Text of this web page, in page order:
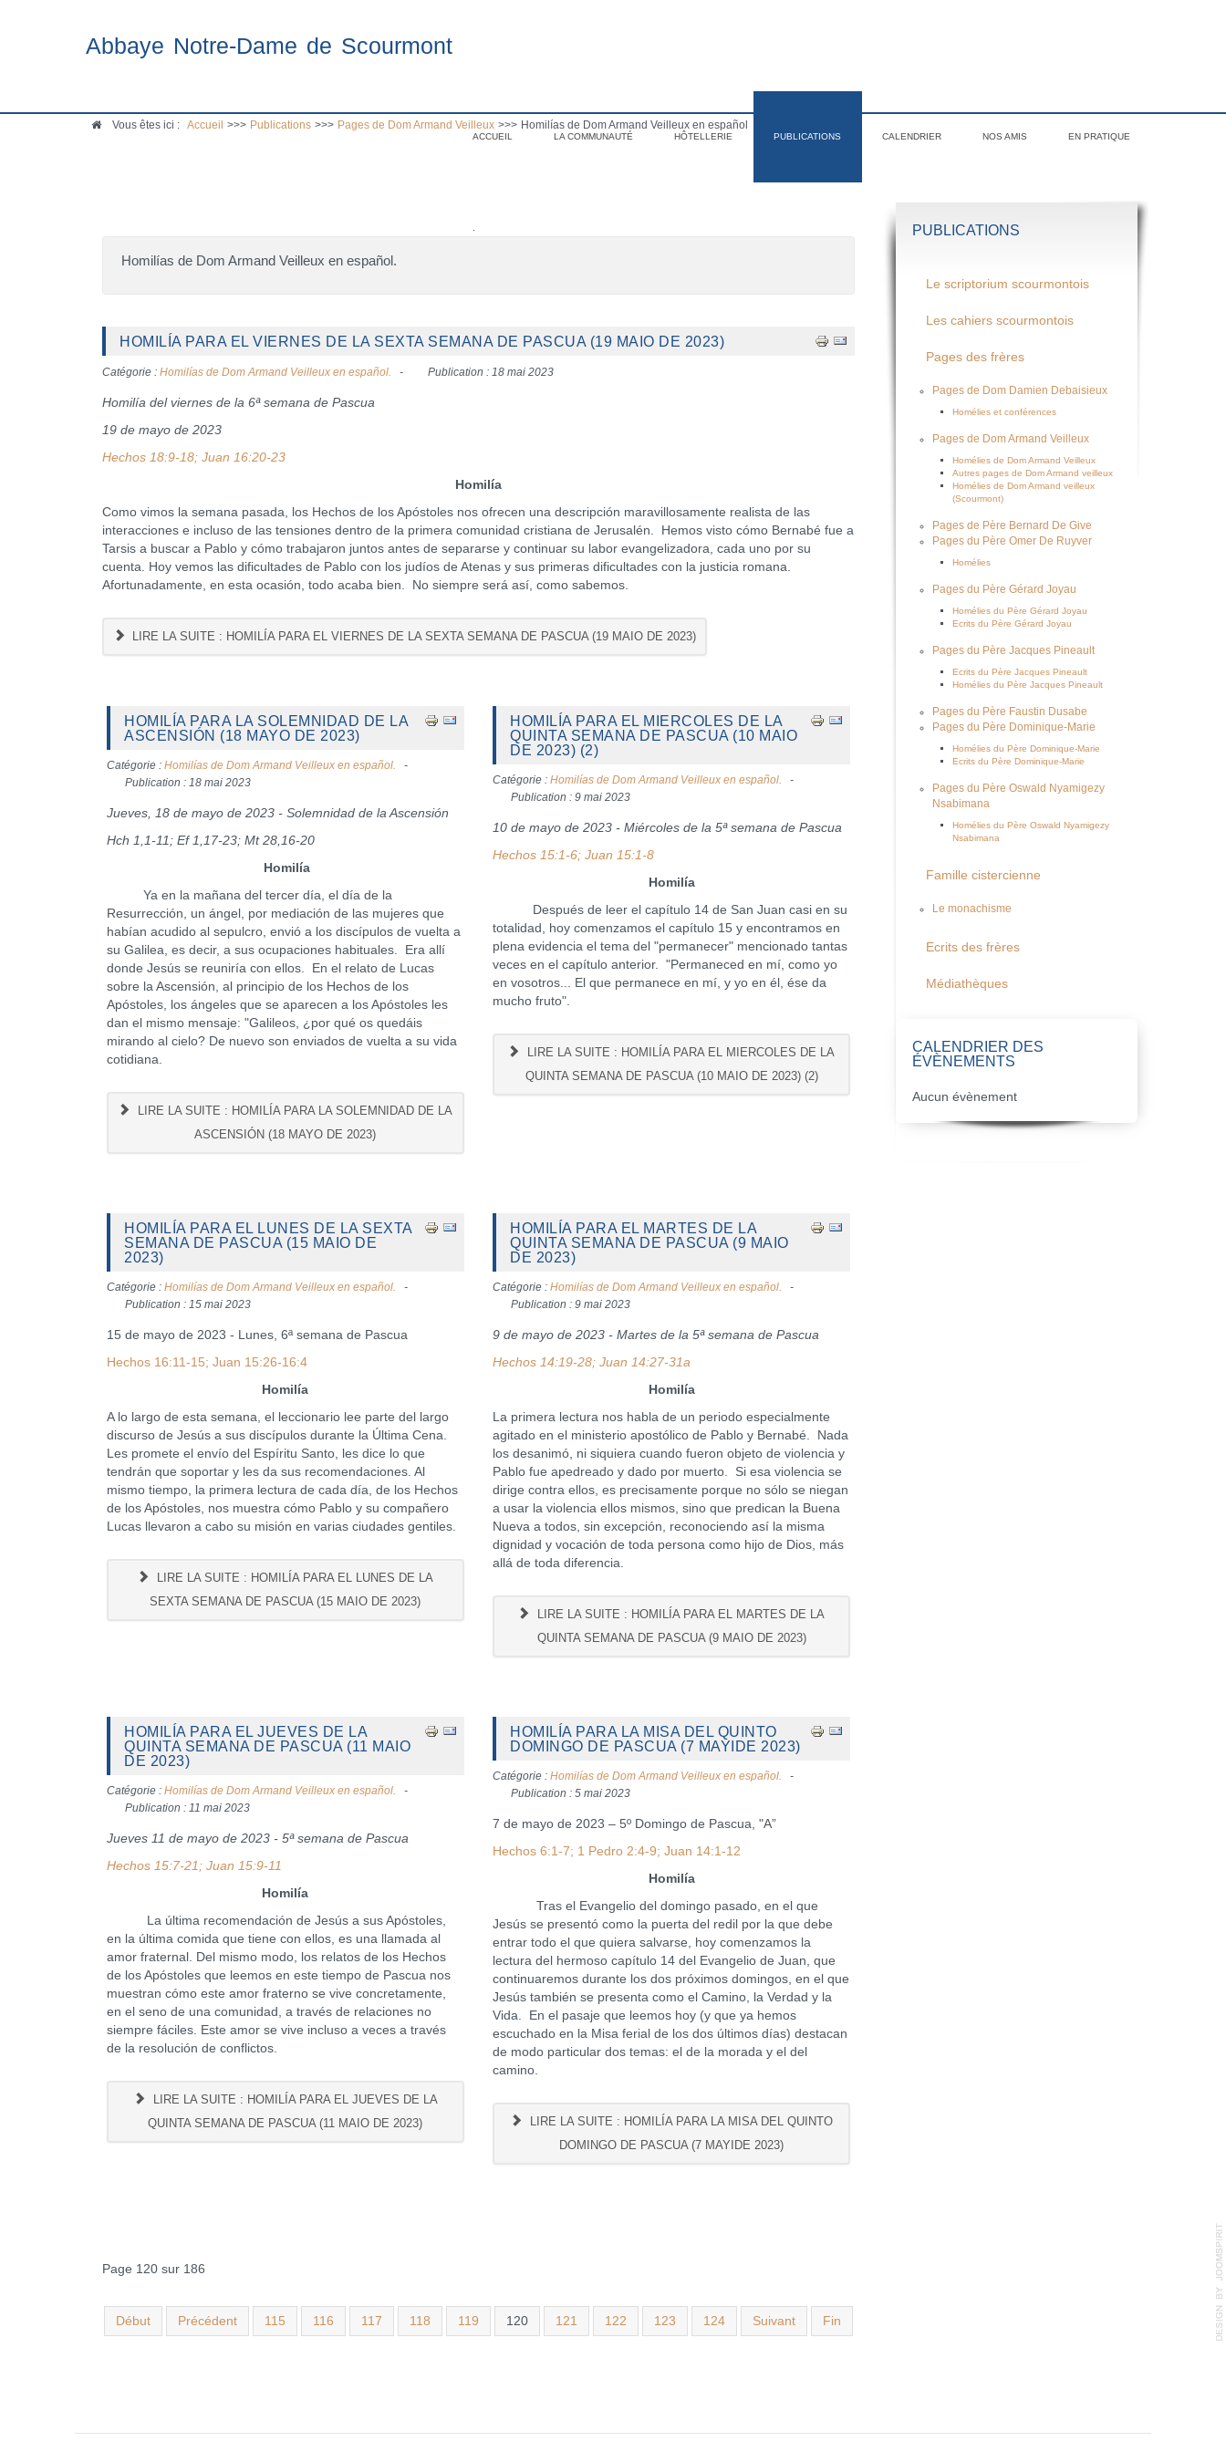
Abbaye Notre-Dame de Scourmont
ACCUEIL LA COMMUNAUTÉ HÔTELLERIE PUBLICATIONS CALENDRIER NOS AMIS EN PRATIQUE
Vous êtes ici : Accueil >>> Publications >>> Pages de Dom Armand Veilleux >>> Homilías de Dom Armand Veilleux en español
Homilías de Dom Armand Veilleux en español.
HOMILÍA PARA EL VIERNES DE LA SEXTA SEMANA DE PASCUA (19 MAIO DE 2023)
Catégorie : Homilías de Dom Armand Veilleux en español. Publication : 18 mai 2023
Homilía del viernes de la 6ª semana de Pascua
19 de mayo de 2023
Hechos 18:9-18; Juan 16:20-23
Homilía
Como vimos la semana pasada, los Hechos de los Apóstoles nos ofrecen una descripción maravillosamente realista de las
interacciones e incluso de las tensiones dentro de la primera comunidad cristiana de Jerusalén. Hemos visto cómo Bernabé fue a
Tarsis a buscar a Pablo y cómo trabajaron juntos antes de separarse y continuar su labor evangelizadora, cada uno por su
cuenta. Hoy vemos las dificultades de Pablo con los judíos de Atenas y sus primeras dificultades con la justicia romana.
Afortunadamente, en esta ocasión, todo acaba bien. No siempre será así, como sabemos.
LIRE LA SUITE : HOMILÍA PARA EL VIERNES DE LA SEXTA SEMANA DE PASCUA (19 MAIO DE 2023)
HOMILÍA PARA LA SOLEMNIDAD DE LA
ASCENSIÓN (18 MAYO DE 2023)
Catégorie : Homilías de Dom Armand Veilleux en español.
Publication : 18 mai 2023
Jueves, 18 de mayo de 2023 - Solemnidad de la Ascensión
Hch 1,1-11; Ef 1,17-23; Mt 28,16-20
Homilía
Ya en la mañana del tercer día, el día de la
Resurrección, un ángel, por mediación de las mujeres que
habían acudido al sepulcro, envió a los discípulos de vuelta a
su Galilea, es decir, a sus ocupaciones habituales. Era allí
donde Jesús se reuniría con ellos. En el relato de Lucas
sobre la Ascensión, al principio de los Hechos de los
Apóstoles, los ángeles que se aparecen a los Apóstoles les
dan el mismo mensaje: "Galileos, ¿por qué os quedáis
mirando al cielo? De nuevo son enviados de vuelta a su vida
cotidiana.
LIRE LA SUITE : HOMILÍA PARA LA SOLEMNIDAD DE LA
ASCENSIÓN (18 MAYO DE 2023)
HOMILÍA PARA EL MIERCOLES DE LA
QUINTA SEMANA DE PASCUA (10 MAIO
DE 2023) (2)
Catégorie :Homilías de Dom Armand Veilleux en español.
Publication : 9 mai 2023
10 de mayo de 2023 - Miércoles de la 5ª semana de Pascua
Hechos 15:1-6; Juan 15:1-8
Homilía
Después de leer el capítulo 14 de San Juan casi en su
totalidad, hoy comenzamos el capítulo 15 y encontramos en
plena evidencia el tema del "permanecer" mencionado tantas
veces en el capítulo anterior. "Permaneced en mí, como yo
en vosotros... El que permanece en mí, y yo en él, ése da
mucho fruto".
LIRE LA SUITE : HOMILÍA PARA EL MIERCOLES DE LA
QUINTA SEMANA DE PASCUA (10 MAIO DE 2023) (2)
HOMILÍA PARA EL LUNES DE LA SEXTA
SEMANA DE PASCUA (15 MAIO DE
2023)
Catégorie : Homilías de Dom Armand Veilleux en español.
Publication : 15 mai 2023
15 de mayo de 2023 - Lunes, 6ª semana de Pascua
Hechos 16:11-15; Juan 15:26-16:4
Homilía
A lo largo de esta semana, el leccionario lee parte del largo
discurso de Jesús a sus discípulos durante la Última Cena.
Les promete el envío del Espíritu Santo, les dice lo que
tendrán que soportar y les da sus recomendaciones. Al
mismo tiempo, la primera lectura de cada día, de los Hechos
de los Apóstoles, nos muestra cómo Pablo y su compañero
Lucas llevaron a cabo su misión en varias ciudades gentiles.
LIRE LA SUITE : HOMILÍA PARA EL LUNES DE LA
SEXTA SEMANA DE PASCUA (15 MAIO DE 2023)
HOMILÍA PARA EL MARTES DE LA
QUINTA SEMANA DE PASCUA (9 MAIO
DE 2023)
Catégorie :Homilías de Dom Armand Veilleux en español.
Publication : 9 mai 2023
9 de mayo de 2023 - Martes de la 5ª semana de Pascua
Hechos 14:19-28; Juan 14:27-31a
Homilía
La primera lectura nos habla de un periodo especialmente
agitado en el ministerio apostólico de Pablo y Bernabé. Nada
los desanimó, ni siquiera cuando fueron objeto de violencia y
Pablo fue apedreado y dado por muerto. Si esa violencia se
dirige contra ellos, es precisamente porque no sólo se niegan
a usar la violencia ellos mismos, sino que predican la Buena
Nueva a todos, sin excepción, reconociendo así la misma
dignidad y vocación de toda persona como hijo de Dios, más
allá de toda diferencia.
LIRE LA SUITE : HOMILÍA PARA EL MARTES DE LA
QUINTA SEMANA DE PASCUA (9 MAIO DE 2023)
HOMILÍA PARA EL JUEVES DE LA
QUINTA SEMANA DE PASCUA (11 MAIO
DE 2023)
Catégorie : Homilías de Dom Armand Veilleux en español.
Publication : 11 mai 2023
Jueves 11 de mayo de 2023 - 5ª semana de Pascua
Hechos 15:7-21; Juan 15:9-11
Homilía
La última recomendación de Jesús a sus Apóstoles,
en la última comida que tiene con ellos, es una llamada al
amor fraternal. Del mismo modo, los relatos de los Hechos
de los Apóstoles que leemos en este tiempo de Pascua nos
muestran cómo este amor fraterno se vive concretamente,
en el seno de una comunidad, a través de relaciones no
siempre fáciles. Este amor se vive incluso a veces a través
de la resolución de conflictos.
LIRE LA SUITE : HOMILÍA PARA EL JUEVES DE LA
QUINTA SEMANA DE PASCUA (11 MAIO DE 2023)
HOMILÍA PARA LA MISA DEL QUINTO
DOMINGO DE PASCUA (7 MAYIDE 2023)
Catégorie :Homilías de Dom Armand Veilleux en español.
Publication : 5 mai 2023
7 de mayo de 2023 – 5º Domingo de Pascua, "A”
Hechos 6:1-7; 1 Pedro 2:4-9; Juan 14:1-12
Homilía
Tras el Evangelio del domingo pasado, en el que
Jesús se presentó como la puerta del redil por la que debe
entrar todo el que quiera salvarse, hoy comenzamos la
lectura del hermoso capítulo 14 del Evangelio de Juan, que
continuaremos durante los dos próximos domingos, en el que
Jesús también se presenta como el Camino, la Verdad y la
Vida. En el pasaje que leemos hoy (y que ya hemos
escuchado en la Misa ferial de los dos últimos días) destacan
de modo particular dos temas: el de la morada y el del
camino.
LIRE LA SUITE : HOMILÍA PARA LA MISA DEL QUINTO
DOMINGO DE PASCUA (7 MAYIDE 2023)
Page 120 sur 186
Début Précédent 115 116 117 118 119 120 121 122 123 124 Suivant Fin
PUBLICATIONS
Le scriptorium scourmontois
Les cahiers scourmontois
Pages des frères
Pages de Dom Damien Debaisieux
Homélies et conférences
Pages de Dom Armand Veilleux
Homélies de Dom Armand Veilleux
Autres pages de Dom Armand veilleux
Homélies de Dom Armand veilleux
(Scourmont)
Pages de Père Bernard De Give
Pages du Père Omer De Ruyver
Homélies
Pages du Père Gérard Joyau
Homélies du Père Gérard Joyau
Ecrits du Père Gérard Joyau
Pages du Père Jacques Pineault
Ecrits du Père Jacques Pineault
Homélies du Père Jacques Pineault
Pages du Père Faustin Dusabe
Pages du Père Dominique-Marie
Homélies du Père Dominique-Marie
Ecrits du Père Dominique-Marie
Pages du Père Oswald Nyamigezy
Nsabimana
Homélies du Père Oswald Nyamigezy
Nsabimana
Famille cistercienne
Le monachisme
Ecrits des frères
Médiathèques
CALENDRIER DES
ÉVÈNEMENTS
Aucun évènement